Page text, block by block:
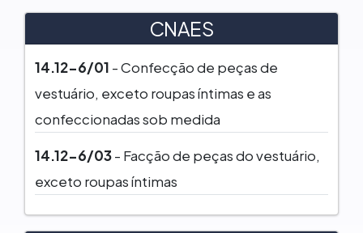
CNAES
14.12-6/01 - Confecção de peças de
vestuário, exceto roupas íntimas e as
confeccionadas sob medida
14.12-6/03- Facção de peças do vestuário,
exceto roupas íntimas